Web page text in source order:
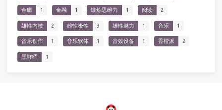
金庸 1 金融 1 锻炼思维力 1 阅读 2
雄性内核 2 雄性极性 3 雄性魅力 1 音乐 1
音乐创作 1 音乐软体 1 音效设备 1 香橙派 2
黑群晖 1